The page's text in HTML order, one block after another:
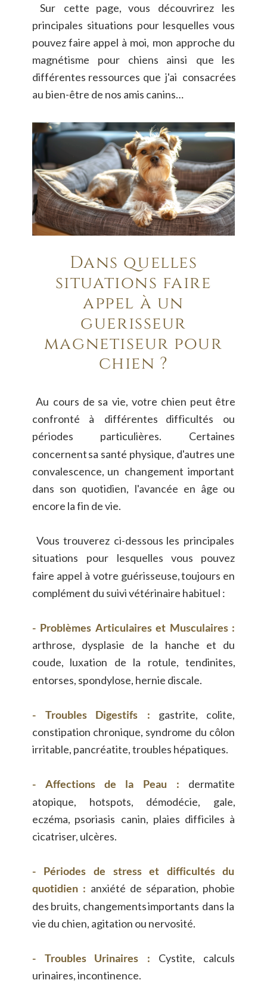
Sur cette page, vous découvrirez
les
principales situations pour lesquelles vous
pouvezfaire appel à moi, mon approche du
magnétisme
pour chiens ainsi que
les
différentes ressources que j'ai consacrées
au bien-être de nos amis canins…
Dans quelles
situations faire
appel à un
guérisseur
magnétiseur pour
chien ?
Au cours de sa vie, votre chien peut être
confronté
à différentes difficultés
ou
périodes
particulières.
Certaines
concernentsa santé physique, d'autres une
convalescence, un changement important
dans son quotidien, l'avancée en âge ou
encore la fin de vie.
Vous trouverez ci-dessous les principales
situations
pour lesquelles vous
pouvez
faire appel à votre guérisseuse,toujours en
complément du suivi vétérinaire habituel :
- Problèmes Articulaires et Musculaires :
arthrose, dysplasie de la hanche et du
coude, luxation de la rotule, tendinites,
entorses, spondylose, hernie discale.
- Troubles Digestifs : gastrite,
colite,
constipation chronique, syndrome du côlon
irritable, pancréatite, troubles hépatiques.
- Affections de la Peau :
dermatite
atopique,
hotspots, démodécie,
gale,
eczéma, psoriasis canin, plaies difficiles à
cicatriser, ulcères.
- Périodes de stress et difficultés du
quotidien : anxiété de séparation, phobie
des bruits, changementsimportants dans la
vie du chien, agitation ou nervosité.
- Troubles Urinaires : Cystite,
calculs
urinaires, incontinence.